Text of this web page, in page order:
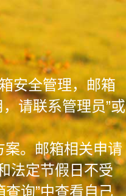
安全管理，邮箱
请联系管理员”或
案。邮箱相关申请
法定节假日不受
询”中查看自己